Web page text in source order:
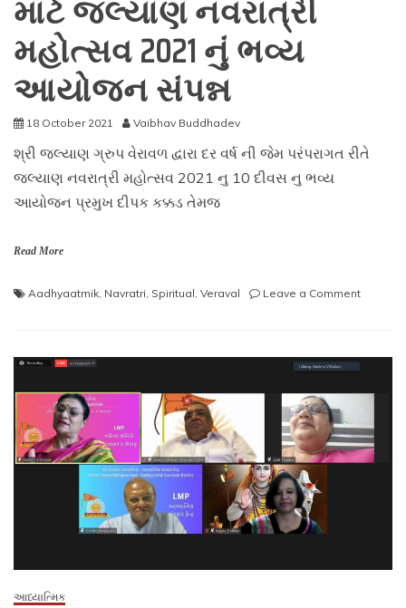
નું
આયોજન
માટે જલ્યાણ નવરાત્રી
મહોત્સવ 2021 નું ભવ્ય
આયોજન સંપન્ન
18 October 2021 Vaibhav Buddhadev
શ્રી જલ્યાણ ગ્રુપ વેરાવળ દ્વારા દર વર્ષ ની જેમ પરંપરાગત રીતે
જલ્યાણ નવરાત્રી મહોત્સવ 2021 નુ 10 દીવસ નુ ભવ્ય
આયોજન પ્રમુખ દીપક કક્કડ તેમજ
Read More
Aadhyaatmik, Navratri, Spiritual, Veraval Leave a Commenton
જ્ઞાતિ
માટે
આધ્યાત્મિક